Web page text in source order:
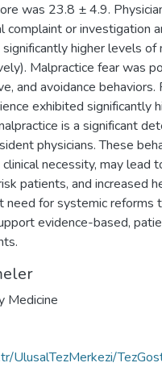
was 23.8 ± 4.9.
complaint or investigation
higher levels
Malpractice fear was
and avoidance
exhibited significantly
is a significant
physicians. These
necessity, may lead
patients, and increased
need for systemic reforms
evidence-based,
Medicine
UlusalTezMerkezi/